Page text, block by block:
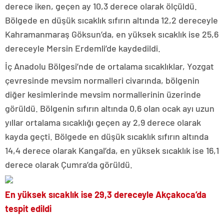
derece iken, geçen ay 10,3 derece olarak ölçüldü.
Bölgede en düşük sıcaklık sıfırın altında 12,2 dereceyle
Kahramanmaraş Göksun’da, en yüksek sıcaklık ise 25,6
dereceyle Mersin Erdemli’de kaydedildi.
İç Anadolu Bölgesi’nde de ortalama sıcaklıklar, Yozgat
çevresinde mevsim normalleri civarında, bölgenin
diğer kesimlerinde mevsim normallerinin üzerinde
görüldü. Bölgenin sıfırın altında 0,6 olan ocak ayı uzun
yıllar ortalama sıcaklığı geçen ay 2,9 derece olarak
kayda geçti. Bölgede en düşük sıcaklık sıfırın altında
14,4 derece olarak Kangal’da, en yüksek sıcaklık ise 16,1
derece olarak Çumra’da görüldü.
En yüksek sıcaklık ise 29,3 dereceyle Akçakoca’da
tespit edildi